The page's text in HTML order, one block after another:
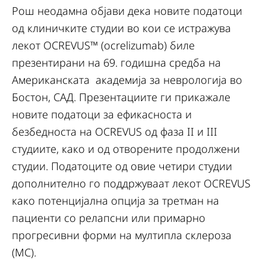
Рош неодамна објави дека новите податоци
од клиничките студии во кои се истражува
лекот OCREVUS™ (ocrelizumab) биле
презентирани на 69. годишна средба на
Американската академија за неврологија во
Бостон, САД. Презентациите ги прикажале
новите податоци за ефикасноста и
безбедноста на OCREVUS од фаза II и III
студиите, како и од отворените продолжени
студии. Податоците од овие четири студии
дополнително го поддржуваат лекот OCREVUS
како потенцијална опција за третман на
пациенти со релапсни или примарно
прогресивни форми на мултипла склероза
(МС).